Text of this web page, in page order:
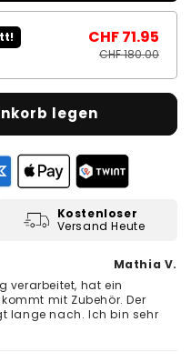
CHF 71.95
CHF 180.00
legen
Kostenloser
Versand Heute
Mathia V.
verarbeitet, hat ein
mit Zubehör. Der
lange nach. Ich bin sehr